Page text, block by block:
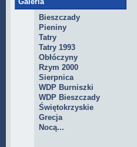
Bieszczady
Pieniny
Tatry
Tatry 1993
Obłóczyny
Rzym 2000
Sierpnica
WDP Burniszki
WDP Bieszczady
Świętokrzyskie
Grecja
Nocą...